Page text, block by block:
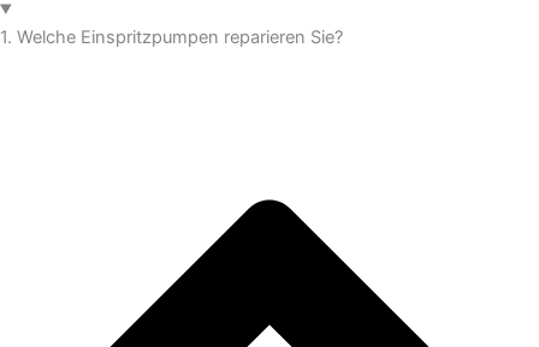
1. Welche Einspritzpumpen reparieren Sie?